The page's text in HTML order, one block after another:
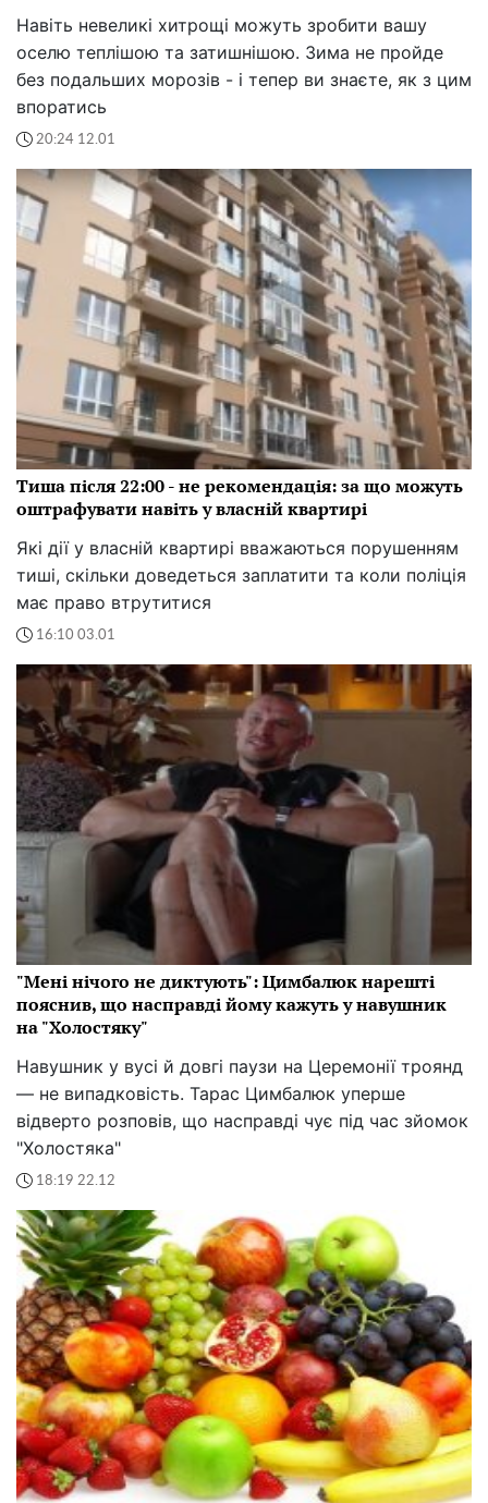
Навіть невеликі хитрощі можуть зробити вашу
оселю теплішою та затишнішою. Зима не пройде
без подальших морозів - і тепер ви знаєте, як з цим
впоратись
20:24 12.01
Тиша після 22:00 - не рекомендація: за що можуть
оштрафувати навіть у власній квартирі
Які дії у власній квартирі вважаються порушенням
тиші, скільки доведеться заплатити та коли поліція
має право втрутитися
16:10 03.01
"Мені нічого не диктують": Цимбалюк нарешті
пояснив, що насправді йому кажуть у навушник
на "Холостяку"
Навушник у вусі й довгі паузи на Церемонії троянд
— не випадковість. Тарас Цимбалюк уперше
відверто розповів, що насправді чує під час зйомок
"Холостяка"
18:19 22.12